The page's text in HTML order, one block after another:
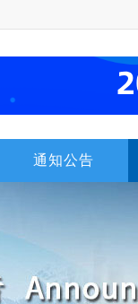
通知公告